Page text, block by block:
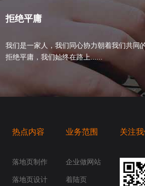
拒绝平庸
我们是一家人，我们同心协力朝着我们共同
拒绝平庸，我们始终在路上......
热点内容
落地页制作
落地页设计
业务范围
企业做网站
着陆页
关注